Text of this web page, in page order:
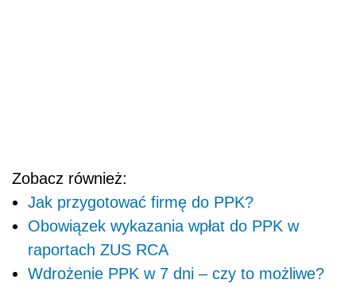
Zobacz również:
Jak przygotować firmę do PPK?
Obowiązek wykazania wpłat do PPK w
raportach ZUS RCA
Wdrożenie PPK w 7 dni – czy to możliwe?